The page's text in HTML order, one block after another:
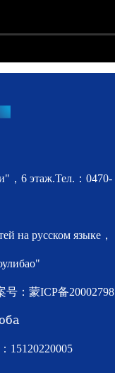
，6 этаж.Тел.：0470-
на русском языке，
号： 蒙ICP备20002798
15120220005